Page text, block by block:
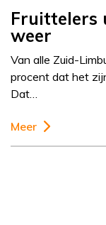
Fruittelers
weer
Van alle Zuid-
procent dat het
Dat…
Meer